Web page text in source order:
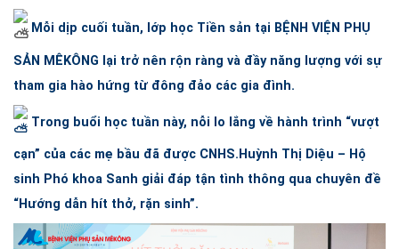
Mỗi dịp cuối tuần, lớp học Tiền sản tại BỆNH VIỆN PHỤ
SẢN MÊKÔNG lại trở nên rộn ràng và đầy năng lượng với sự
tham gia hào hứng từ đông đảo các gia đình.
Trong buổi học tuần này, nỗi lo lắng về hành trình “vượt
cạn” của các mẹ bầu đã được CNHS.Huỳnh Thị Diệu – Hộ
sinh Phó khoa Sanh giải đáp tận tình thông qua chuyên đề
“Hướng dẫn hít thở, rặn sinh”.